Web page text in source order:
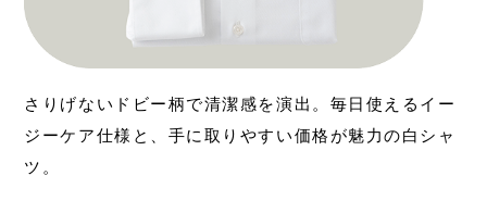
さりげないドビー柄で清潔感を演出。毎日使えるイー
ジーケア仕様と、手に取りやすい価格が魅力の白シャ
ツ。